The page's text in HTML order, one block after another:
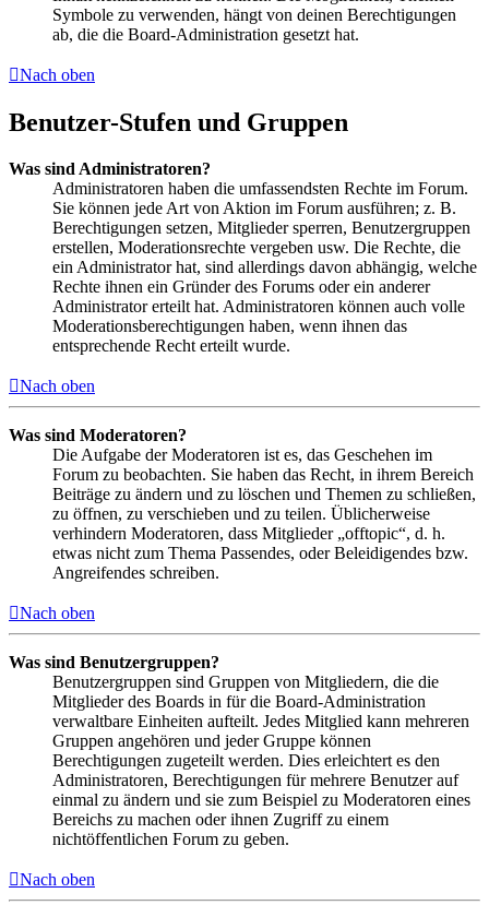
Symbole zu verwenden, hängt von deinen Berechtigungen
ab, die die Board-Administration gesetzt hat.
Nach oben
Benutzer-Stufen und Gruppen
Was sind Administratoren?
Administratoren haben die umfassendsten Rechte im Forum.
Sie können jede Art von Aktion im Forum ausführen; z. B.
Berechtigungen setzen, Mitglieder sperren, Benutzergruppen
erstellen, Moderationsrechte vergeben usw. Die Rechte, die
ein Administrator hat, sind allerdings davon abhängig, welche
Rechte ihnen ein Gründer des Forums oder ein anderer
Administrator erteilt hat. Administratoren können auch volle
Moderationsberechtigungen haben, wenn ihnen das
entsprechende Recht erteilt wurde.
Nach oben
Was sind Moderatoren?
Die Aufgabe der Moderatoren ist es, das Geschehen im
Forum zu beobachten. Sie haben das Recht, in ihrem Bereich
Beiträge zu ändern und zu löschen und Themen zu schließen,
zu öffnen, zu verschieben und zu teilen. Üblicherweise
verhindern Moderatoren, dass Mitglieder „offtopic“, d. h.
etwas nicht zum Thema Passendes, oder Beleidigendes bzw.
Angreifendes schreiben.
Nach oben
Was sind Benutzergruppen?
Benutzergruppen sind Gruppen von Mitgliedern, die die
Mitglieder des Boards in für die Board-Administration
verwaltbare Einheiten aufteilt. Jedes Mitglied kann mehreren
Gruppen angehören und jeder Gruppe können
Berechtigungen zugeteilt werden. Dies erleichtert es den
Administratoren, Berechtigungen für mehrere Benutzer auf
einmal zu ändern und sie zum Beispiel zu Moderatoren eines
Bereichs zu machen oder ihnen Zugriff zu einem
nichtöffentlichen Forum zu geben.
Nach oben